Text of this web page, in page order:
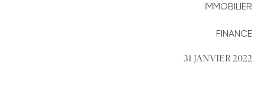
IMMOBILIER
FINANCE
31 JANVIER 2022